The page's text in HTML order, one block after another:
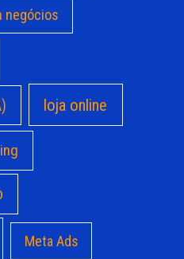
negócios
loja online
Meta Ads